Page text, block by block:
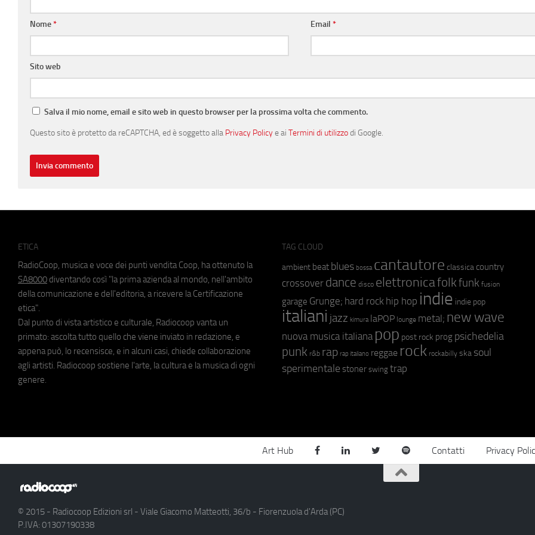
Nome* Email*
Sito web
Salva il mio nome, email e sito web in questo browser per la prossima volta che commento.
Questo sito è protetto da reCAPTCHA, ed è soggetto alla Privacy Policye ai Termini di utilizzodi Google.
ETICA
RadioCoop, musica e voce dei punti vendita Coop, ha ottenuto la
SA8000 diventando così "la prima azienda al mondo, nell'ambito
della comunicazione e dell'editoria, a ricevere la Certificazione
etica".
Dal punto di vista artistico e culturale, Radiocoop vanta un
primato: ascolta tutto quello che viene inviato in redazione, e
appena può, lo recensisce, e in alcuni casi, chiede collaborazione
agli artisti. Radiocoop sostiene l'arte, la cultura e la musica di ogni
genere.
TAG CLOUD
ambient beat blues bossa cantautore classica country
crossover dance disco elettronicafolkfunk fusion
garage Grunge; hard rock hip hop indie indie pop
italiani jazz kimura laPOP lounge metal; new wave
nuova musica italiana pop post rock prog psichedelia
punk r&b rap rap italiano reggae rock rockabilly ska soul
sperimentale stoner swing trap
Art Hub Contatti Privacy
© 2015 - Radiocoop Edizioni srl - Viale Giacomo Matteotti, 36/b - Fiorenzuola d'Arda (PC)
P.IVA: 01307190338